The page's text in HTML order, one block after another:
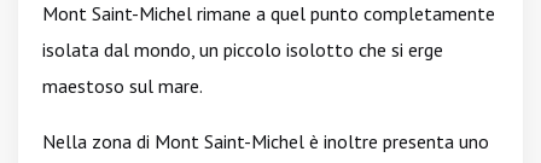
Mont Saint-Michel rimane a quel punto completamente
isolata dal mondo, un piccolo isolotto che si erge
maestoso sul mare.
Nella zona di Mont Saint-Michel è inoltre presenta uno